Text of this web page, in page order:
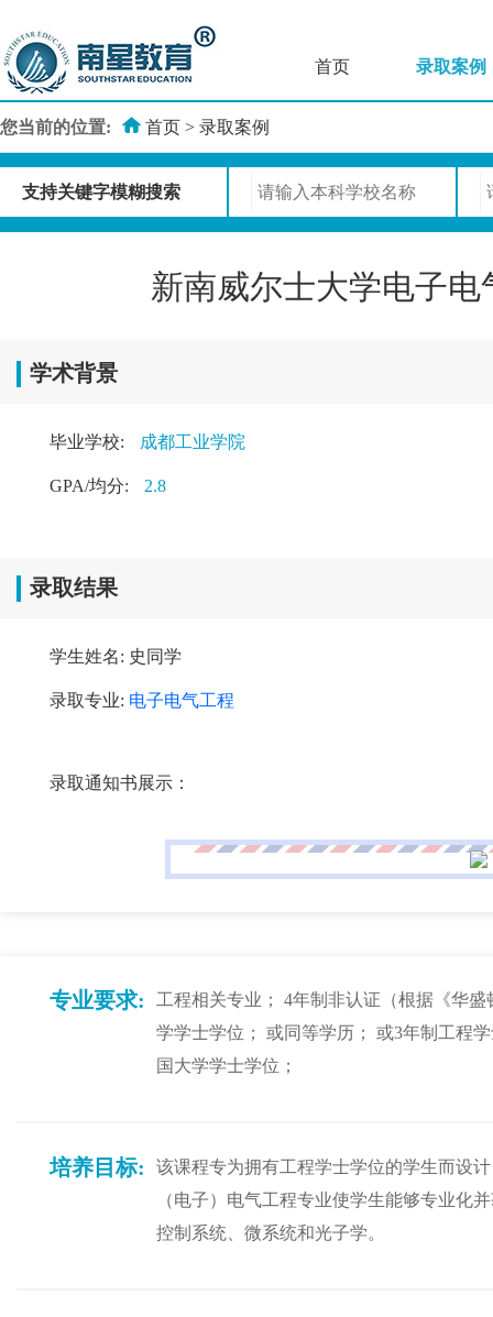
首页 录取案例
您当前的位置: 首页 > 录取案例
支持关键字模糊搜索
新南威尔士大学电子
学术背景
毕业学校: 成都工业学院
GPA/均分: 2.8
录取结果
学生姓名: 史同学
录取专业: 电子电气工程
录取通知书展示：
专业要求:
工程相关专业； 4年制非认证（根据《华
学学士学位； 或同等学历； 或3年制工程
国大学学士学位；
培养目标:
该课程专为拥有工程学士学位的学生而设
（电子）电气工程专业使学生能够专业化
控制系统、微系统和光子学。